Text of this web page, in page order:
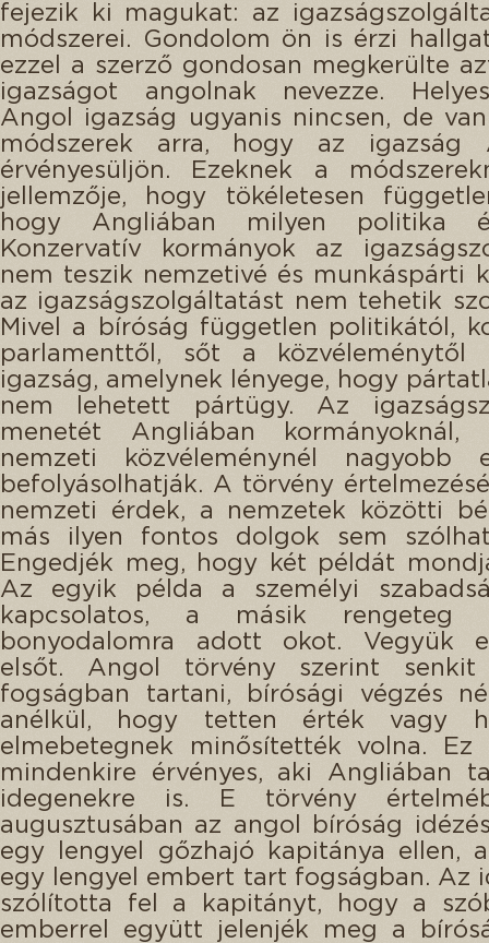
fejezik ki magukat: az
módszerei. Gondolom ön is érzi
ezzel a szerző gondosan megkerülte
igazságot angolnak nevezze.
Angol igazság ugyanis nincsen, de
módszerek arra, hogy az igazság
érvényesüljön. Ezeknek a
jellemzője, hogy tökéletesen
hogy Angliában milyen politika
Konzervatív kormányok az
nem teszik nemzetivé és munkáspárti
az igazságszolgáltatást nem tehetik
Mivel a bíróság független politikától,
parlamenttől, sőt a
igazság, amelynek lényege, hogy
nem lehetett pártügy. Az
menetét Angliában kormányoknál,
nemzeti közvéleménynél nagyobb
befolyásolhatják. A törvény
nemzeti érdek, a nemzetek közötti
más ilyen fontos dolgok sem
Engedjék meg, hogy két példát
Az egyik példa a személyi
kapcsolatos, a másik rengeteg
bonyodalomra adott okot. Vegyük
elsőt. Angol törvény szerint
fogságban tartani, bírósági végzés
anélkül, hogy tetten érték vagy
elmebetegnek minősítették volna. Ez
mindenkire érvényes, aki Angliában
idegenekre is. E törvény
augusztusában az angol bíróság
egy lengyel gőzhajó kapitánya ellen,
egy lengyel embert tart fogságban. Az
szólította fel a kapitányt, hogy a
emberrel együtt jelenjék meg a